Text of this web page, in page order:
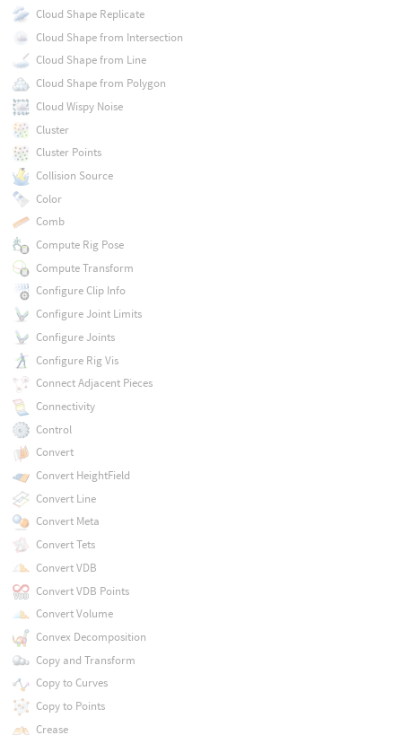
Cloud Shape Replicate
Cloud Shape from Intersection
Cloud Shape from Line
Cloud Shape from Polygon
Cloud Wispy Noise
Cluster
Cluster Points
Collision Source
Color
Comb
Compute Rig Pose
Compute Transform
Configure Clip Info
Configure Joint Limits
Configure Joints
Configure Rig Vis
Connect Adjacent Pieces
Connectivity
Control
Convert
Convert HeightField
Convert Line
Convert Meta
Convert Tets
Convert VDB
Convert VDB Points
Convert Volume
Convex Decomposition
Copy and Transform
Copy to Curves
Copy to Points
Crease